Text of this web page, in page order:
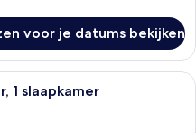
voor je datums bekijken
Een hotelkamer met een bed, een
1 slaapkamer